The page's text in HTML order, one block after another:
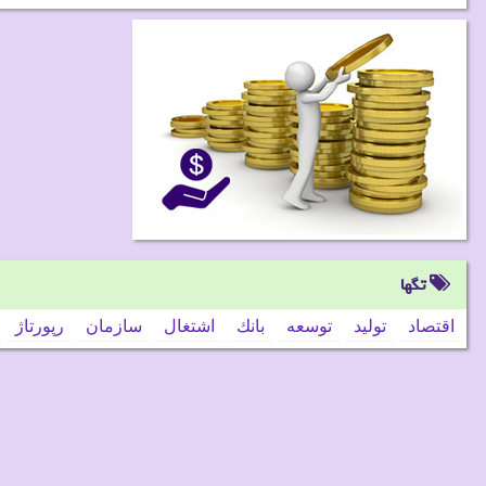
تگها
اقتصاد تولید توسعه بانك اشتغال سازمان رپورتاژ